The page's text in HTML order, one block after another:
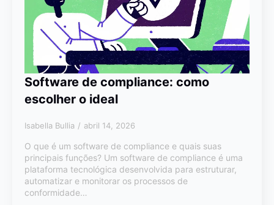
Software de compliance: como
escolher o ideal
Isabella Bullia abril 14, 2026
O que é um software de compliance e quais suas
principais funções? Um software de compliance é uma
plataforma tecnológica desenvolvida para estruturar,
automatizar e monitorar os processos de
conformidade…